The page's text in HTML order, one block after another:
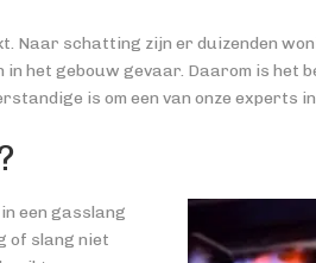
schatting zijn er duizenden
het gebouw gevaar. Daarom is het
is om een van onze experts
een gasslang
of slang niet